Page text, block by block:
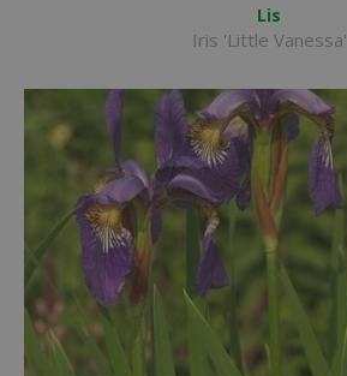
Lis
Iris 'Little Vanessa'